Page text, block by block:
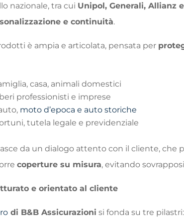
nazionale, tra cui Unipol, Generali, Allianz
e continuità.
è ampia e articolata, pensata per
casa, animali domestici
professionisti e imprese
moto d’epoca e auto storiche
tutela legale e previdenziale
da un dialogo attento con il cliente, che
coperture su misura, evitando
e orientato al cliente
di B&B Assicurazioni si fonda su tre pilastri: